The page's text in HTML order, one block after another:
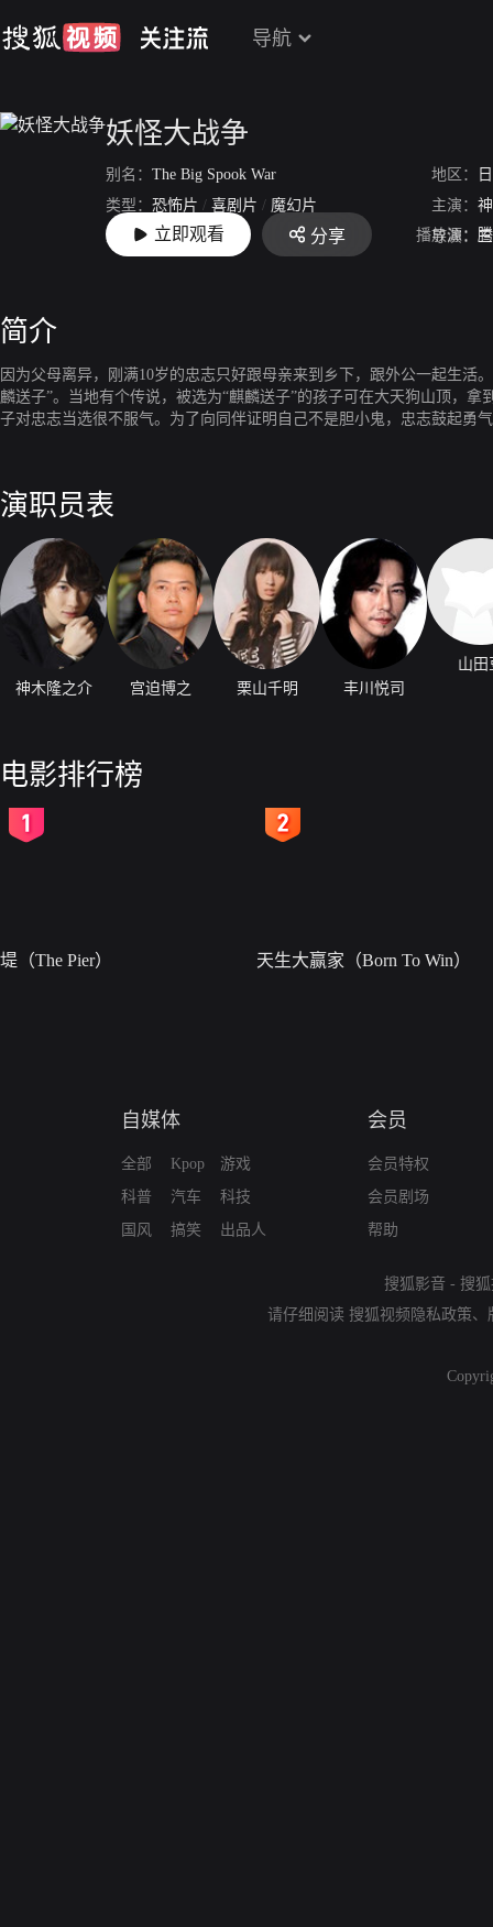
导航
妖怪大战争
别名： The Big Spook War 地区：
类型： 恐怖片 / 喜剧片 / 魔幻片 主演：
上映： 2005-08-06 导演：
立即观看 分享 播放源：
简介
因为父母离异，刚满10岁的忠志只好跟母亲来到乡下，跟外公一起生
麟送子”。当地有个传说，被选为“麒麟送子”的孩子可在大天狗山顶，
子对忠志当选很不服气。为了向同伴证明自己不是胆小鬼，忠志鼓起勇
演职员表
神木隆之介 宫迫博之 栗山千明 丰川悦司
山田
电影排行榜
堤（The Pier） 天生大赢家（Born To Win）
自媒体
全部
科普
国风
Kpop
汽车
搞笑
游戏
科技
出品人
会员
会员特权
会员剧场
帮助
搜狐影音 - 搜
请仔细阅读 搜狐视频隐私政策、